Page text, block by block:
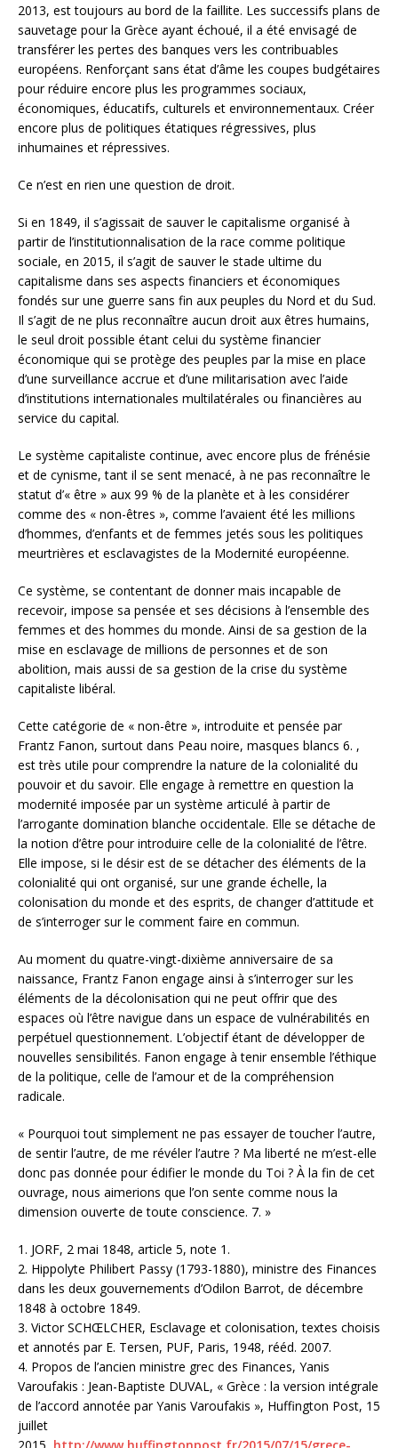
2013, est toujours au bord de la faillite. Les successifs plans de
sauvetage pour la Grèce ayant échoué, il a été envisagé de
transférer les pertes des banques vers les contribuables
européens. Renforçant sans état d’âme les coupes budgétaires
pour réduire encore plus les programmes sociaux,
économiques, éducatifs, culturels et environnementaux. Créer
encore plus de politiques étatiques régressives, plus
inhumaines et répressives.
Ce n’est en rien une question de droit.
Si en 1849, il s’agissait de sauver le capitalisme organisé à
partir de l’institutionnalisation de la race comme politique
sociale, en 2015, il s’agit de sauver le stade ultime du
capitalisme dans ses aspects financiers et économiques
fondés sur une guerre sans fin aux peuples du Nord et du Sud.
Il s’agit de ne plus reconnaître aucun droit aux êtres humains,
le seul droit possible étant celui du système financier
économique qui se protège des peuples par la mise en place
d’une surveillance accrue et d’une militarisation avec l’aide
d’institutions internationales multilatérales ou financières au
service du capital.
Le système capitaliste continue, avec encore plus de frénésie
et de cynisme, tant il se sent menacé, à ne pas reconnaître le
statut d’« être » aux 99 % de la planète et à les considérer
comme des « non-êtres », comme l’avaient été les millions
d’hommes, d’enfants et de femmes jetés sous les politiques
meurtrières et esclavagistes de la Modernité européenne.
Ce système, se contentant de donner mais incapable de
recevoir, impose sa pensée et ses décisions à l’ensemble des
femmes et des hommes du monde. Ainsi de sa gestion de la
mise en esclavage de millions de personnes et de son
abolition, mais aussi de sa gestion de la crise du système
capitaliste libéral.
Cette catégorie de « non-être », introduite et pensée par
Frantz Fanon, surtout dans Peau noire, masques blancs 6. ,
est très utile pour comprendre la nature de la colonialité du
pouvoir et du savoir. Elle engage à remettre en question la
modernité imposée par un système articulé à partir de
l’arrogante domination blanche occidentale. Elle se détache de
la notion d’être pour introduire celle de la colonialité de l’être.
Elle impose, si le désir est de se détacher des éléments de la
colonialité qui ont organisé, sur une grande échelle, la
colonisation du monde et des esprits, de changer d’attitude et
de s’interroger sur le comment faire en commun.
Au moment du quatre-vingt-dixième anniversaire de sa
naissance, Frantz Fanon engage ainsi à s’interroger sur les
éléments de la décolonisation qui ne peut offrir que des
espaces où l’être navigue dans un espace de vulnérabilités en
perpétuel questionnement. L’objectif étant de développer de
nouvelles sensibilités. Fanon engage à tenir ensemble l’éthique
de la politique, celle de l’amour et de la compréhension
radicale.
« Pourquoi tout simplement ne pas essayer de toucher l’autre,
de sentir l’autre, de me révéler l’autre ? Ma liberté ne m’est-elle
donc pas donnée pour édifier le monde du Toi ? À la fin de cet
ouvrage, nous aimerions que l’on sente comme nous la
dimension ouverte de toute conscience. 7. »
1. JORF, 2 mai 1848, article 5, note 1.
2. Hippolyte Philibert Passy (1793-1880), ministre des Finances
dans les deux gouvernements d’Odilon Barrot, de décembre
1848 à octobre 1849.
3. Victor SCHŒLCHER, Esclavage et colonisation, textes choisis
et annotés par E. Tersen, PUF, Paris, 1948, rééd. 2007.
4. Propos de l’ancien ministre grec des Finances, Yanis
Varoufakis : Jean-Baptiste DUVAL, « Grèce : la version intégrale
de l’accord annotée par Yanis Varoufakis », Huffington Post, 15
juillet